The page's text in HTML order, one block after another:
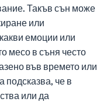
Такъв сън може
или
емоции или
месо в съня често
във времето или
подсказва, че в
или да